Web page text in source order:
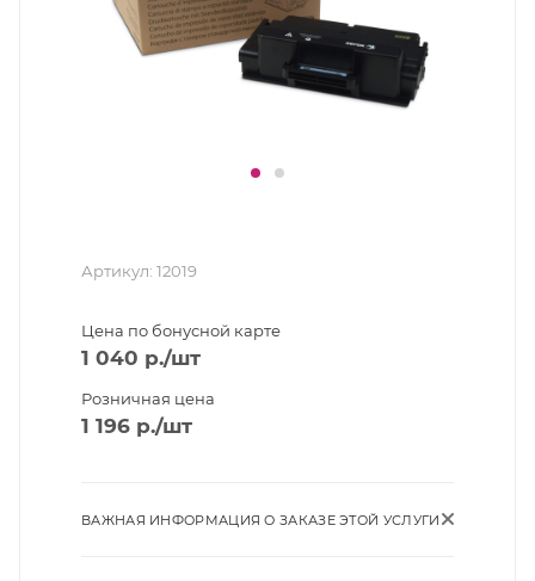
Артикул: 12019
Цена по бонусной карте
1 040 р./шт
Розничная цена
1 196 р./шт
ВАЖНАЯ ИНФОРМАЦИЯ О ЗАКАЗЕ ЭТОЙ УСЛУГИ